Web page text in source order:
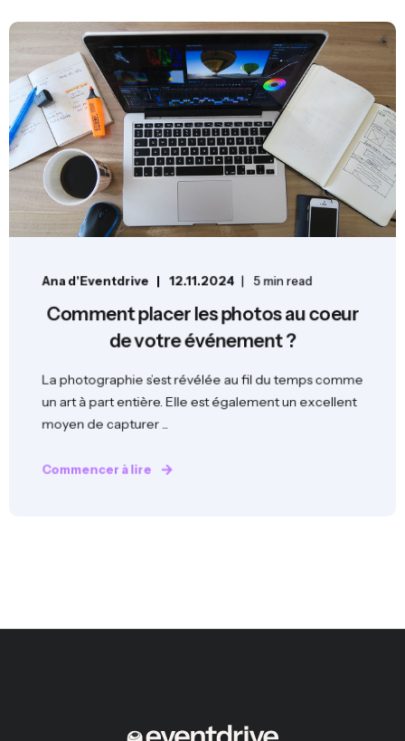
Ana d'Eventdrive 12.11.2024 5 min read
Comment placer les photos au coeur
de votre événement ?
La photographie s’est révélée au fil du temps comme
un art à part entière. Elle est également un excellent
moyen de capturer ...
Commencer à lire